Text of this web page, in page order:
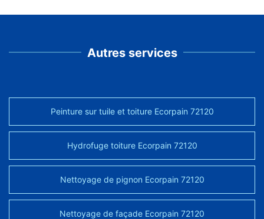
Autres services
Peinture sur tuile et toiture Ecorpain 72120
Hydrofuge toiture Ecorpain 72120
Nettoyage de pignon Ecorpain 72120
Nettoyage de façade Ecorpain 72120